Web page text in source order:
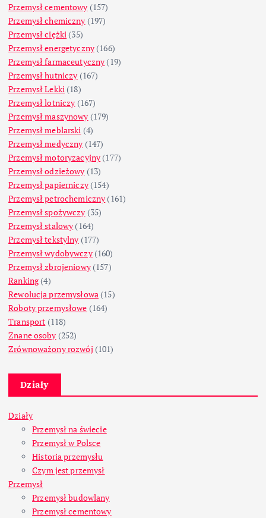
Przemysł cementowy (157)
Przemysł chemiczny (197)
Przemysł ciężki (35)
Przemysł energetyczny (166)
Przemysł farmaceutyczny (19)
Przemysł hutniczy (167)
Przemysł Lekki (18)
Przemysł lotniczy (167)
Przemysł maszynowy (179)
Przemysł meblarski (4)
Przemysł medyczny (147)
Przemysł motoryzacyjny (177)
Przemysł odzieżowy (13)
Przemysł papierniczy(154)
Przemysł petrochemiczny (161)
Przemysł spożywczy (35)
Przemysł stalowy (164)
Przemysł tekstylny (177)
Przemysł wydobywczy(160)
Przemysł zbrojeniowy(157)
Ranking(4)
Rewolucja przemysłowa (15)
Roboty przemysłowe (164)
Transport (118)
Znane osoby (252)
Zrównoważony rozwój (101)
Działy
Działy
Przemysł na świecie
Przemysł w Polsce
Historia przemysłu
Czym jest przemysł
Przemysł
Przemysł budowlany
Przemysł cementowy